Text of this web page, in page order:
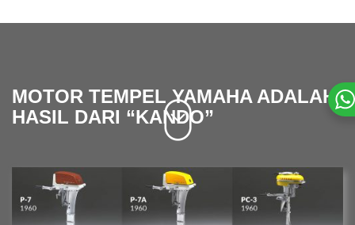
MOTOR TEMPEL YAMAHA ADALAH
HASIL DARI “KANDO”